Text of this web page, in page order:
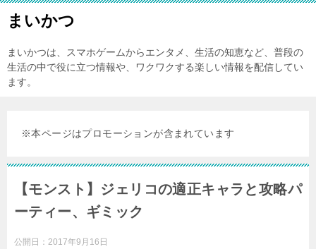
まいかつ
まいかつは、スマホゲームからエンタメ、生活の知恵など、普段の
生活の中で役に立つ情報や、ワクワクする楽しい情報を配信してい
ます。
※本ページはプロモーションが含まれています
【モンスト】ジェリコの適正キャラと攻略パ
ーティー、ギミック
公開日： 2017年9月16日